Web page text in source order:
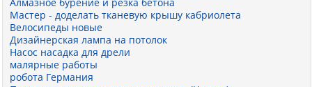
Мастер - доделать тканевую крышу кабриолета
Велосипеды новые
Дизайнерская лампа на потолок
Насос насадка для дрели
малярные работы
робота Германия